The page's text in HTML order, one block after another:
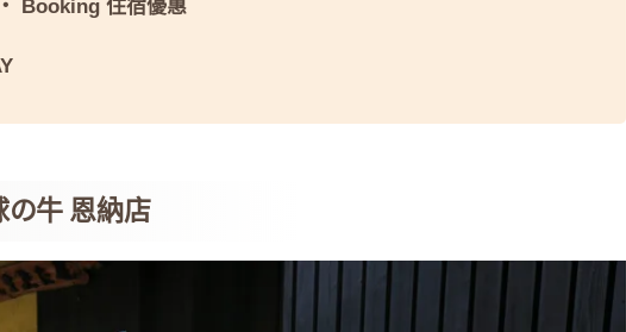
・ Booking 住宿優惠
牛 恩納店